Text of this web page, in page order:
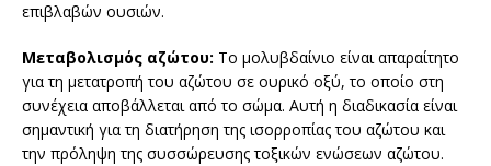
επιβλαβών ουσιών.
Μεταβολισμός αζώτου: Το μολυβδαίνιο είναι απαραίτητο
για τη μετατροπή του αζώτου σε ουρικό οξύ, το οποίο στη
συνέχεια αποβάλλεται από το σώμα. Αυτή η διαδικασία είναι
σημαντική για τη διατήρηση της ισορροπίας του αζώτου και
την πρόληψη της συσσώρευσης τοξικών ενώσεων αζώτου.